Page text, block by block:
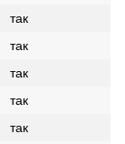
так
так
так
так
так